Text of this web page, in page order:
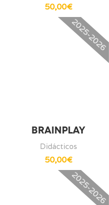
50,00€
2025-2026
BRAINPLAY
Didácticos
50,00€
2025-2026